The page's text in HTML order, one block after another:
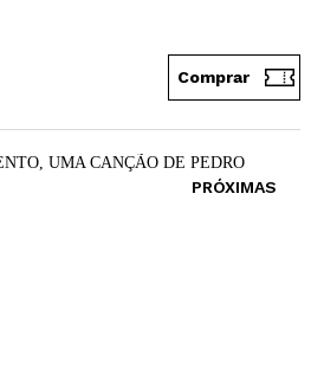
Comprar
PRÓXIMAS